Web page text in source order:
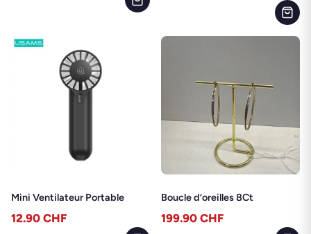
Mini Ventilateur Portable
12.90 CHF
Boucle d’oreilles 8Ct
199.90 CHF